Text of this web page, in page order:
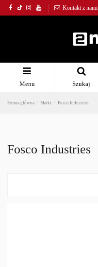
Kontakt z nami
Menu Szukaj
Strona główna Marki Fosco Industries
Fosco Industries